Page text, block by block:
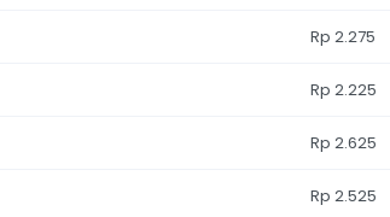
Rp 2.275
Rp 2.225
Rp 2.625
Rp 2.525